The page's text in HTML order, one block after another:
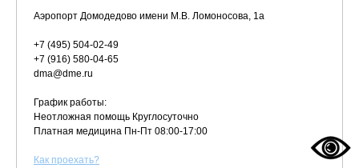
Аэропорт Домодедово имени М.В. Ломоносова, 1а
+7 (495) 504-02-49
+7 (916) 580-04-65
dma@dme.ru
График работы:
Неотложная помощь Круглосуточно
Платная медицина Пн-Пт 08:00-17:00
Как проехать?